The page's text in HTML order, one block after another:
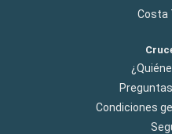
Costa
Condiciones